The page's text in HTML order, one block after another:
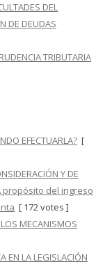
DEL
DE DEUDAS
TRIBUTARIA
EFECTUARLA? [
Y DE
A propósito del ingreso
[ 172 votes ]
MECANISMOS
EN LA LEGISLACIÓN